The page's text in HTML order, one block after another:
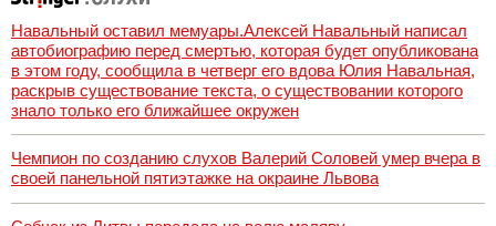
Навальный оставил мемуары.Алексей Навальный написал
автобиографию перед смертью, которая будет опубликована
в этом году, сообщила в четверг его вдова Юлия Навальная,
раскрыв существование текста, о существовании которого
знало только его ближайшее окружен
Чемпион по созданию слухов Валерий Соловей умер вчера в
своей панельной пятиэтажке на окраине Львова